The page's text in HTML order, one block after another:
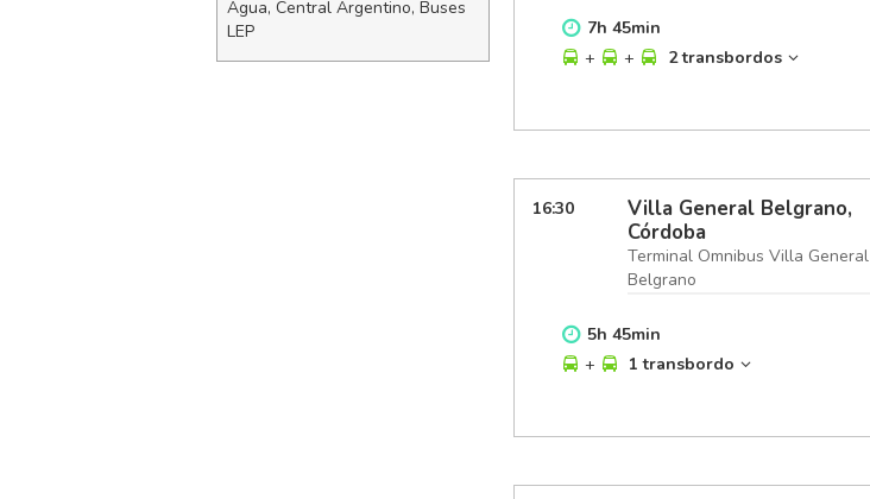
Agua, Central Argentino, Buses
LEP
7h 45min
+
+ 2 transbordos
16:30
Villa General Belgrano,
Córdoba
Terminal Omnibus Villa General
Belgrano
5h 45min
+
1 transbordo